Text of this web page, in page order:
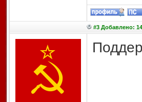
#3 Добавлено: